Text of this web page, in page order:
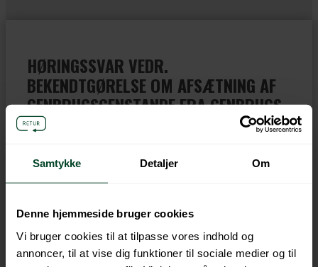
Samtykke Detaljer Om
Denne hjemmeside bruger cookies
Vi bruger cookies til at tilpasse vores indhold og
annoncer, til at vise dig funktioner til sociale medier og til
HØRINGSSVAR VEDR.
BEKENDTGØRELSE OM AFSÆTNING AF
GENBRUGSGENSTANDE FRA GENBRUGS-
OMRÅDER PÅ KOMMUNALE
Download PDF